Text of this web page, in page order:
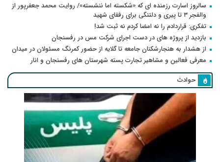
سالروز اسارت رزمنده ای که «شکسته اما ننشسته»/ روایت محمد جعفرپور از
والفجر ۳ تا پیری و دلتنگی برای رفقای شهید
تفکری: قراردادم را نه امضا کردم نه ثبت شد!
بازدید از پروژه های در دست اجرای شرکت مس در رفسنجان
از هشدار به هنجارشکنان جامعه تا گلایه از حضور کمرنگ مسئولان در میدان
معرفی فعالین و مشاهیر تجارت پسته شهرستان های رفسنجان و انار
حوادث